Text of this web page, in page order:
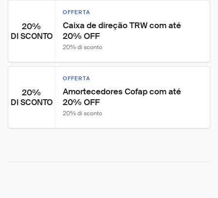
20%
DI SCONTO
OFFERTA
Caixa de direção TRW com até
20% OFF
20% di sconto
20%
DI SCONTO
OFFERTA
Amortecedores Cofap com até
20% OFF
20% di sconto